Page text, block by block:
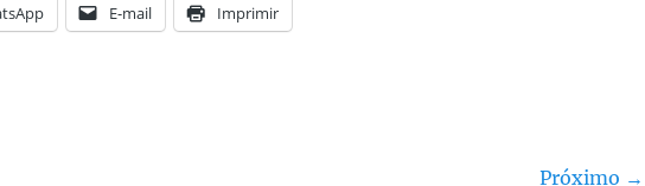
E-mail Imprimir
Próximo →